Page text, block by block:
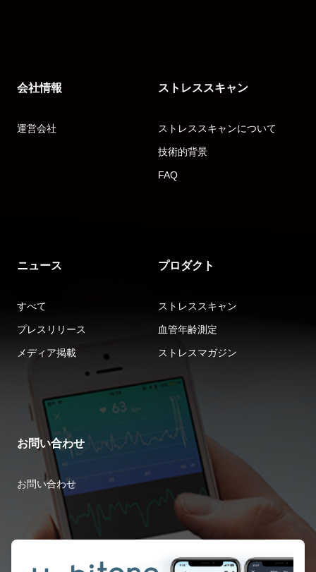
会社情報
運営会社
ストレススキャン
ストレススキャンについて
技術的背景
FAQ
ニュース
すべて
プレスリリース
メディア掲載
プロダクト
ストレススキャン
血管年齢測定
ストレスマガジン
お問い合わせ
お問い合わせ